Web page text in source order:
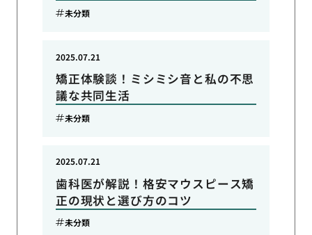
未分類
矯正体験談！ミシミシ音と私の不思
議な共同生活
2025.07.21
未分類
歯科医が解説！格安マウスピース矯
正の現状と選び方のコツ
2025.07.21
未分類